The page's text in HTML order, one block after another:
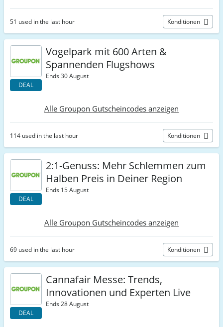
51 used in the last hour Konditionen
DEAL
Vogelpark mit 600 Arten &
Spannenden Flugshows
Ends 30 August
Alle Groupon Gutscheincodes anzeigen
114 used in the last hour Konditionen
DEAL
2:1-Genuss: Mehr Schlemmen zum
Halben Preis in Deiner Region
Ends 15 August
Alle Groupon Gutscheincodes anzeigen
69 used in the last hour Konditionen
DEAL
Cannafair Messe: Trends,
Innovationen und Experten Live
Ends 28 August